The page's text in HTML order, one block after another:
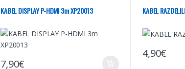
KABEL DISPLAY P-HDMI 3m XP20013
7,90€
KABEL
4,90€